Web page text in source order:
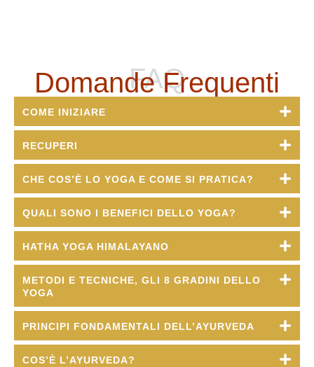
FAQ
Domande Frequenti
COME INIZIARE
RECUPERI
CHE COS’È LO YOGA E COME SI PRATICA?
QUALI SONO I BENEFICI DELLO YOGA?
HATHA YOGA HIMALAYANO
METODI E TECNICHE, GLI 8 GRADINI DELLO
YOGA
PRINCIPI FONDAMENTALI DELL’AYURVEDA
COS’È L’AYURVEDA?